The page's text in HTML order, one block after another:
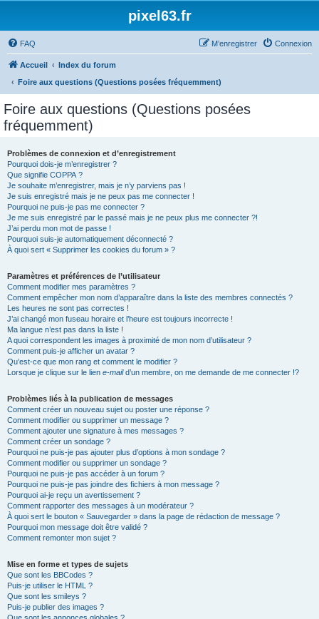
pixel63.fr
FAQ Connexion
M’enregistrer
Accueil
Index du forum
Foire aux questions (Questions posées fréquemment)
Foire aux questions (Questions posées
fréquemment)
Problèmes de connexion et d’enregistrement
Pourquoi dois-je m’enregistrer ?
Que signifie COPPA ?
Je souhaite m’enregistrer, mais je n’y parviens pas !
Je suis enregistré mais je ne peux pas me connecter !
Pourquoi ne puis-je pas me connecter ?
Je me suis enregistré par le passé mais je ne peux plus me connecter ?!
J’ai perdu mon mot de passe !
Pourquoi suis-je automatiquement déconnecté ?
À quoi sert « Supprimer les cookies du forum » ?
Paramètres et préférences de l’utilisateur
Comment modifier mes paramètres ?
Comment empêcher mon nom d’apparaître dans la liste des membres connectés ?
Les heures ne sont pas correctes !
J’ai changé mon fuseau horaire et l’heure est toujours incorrecte !
Ma langue n’est pas dans la liste !
A quoi correspondent les images à proximité de mon nom d’utilisateur ?
Comment puis-je afficher un avatar ?
Qu’est-ce que mon rang et comment le modifier ?
Lorsque je clique sur le lien e-maild’un membre, on me demande de me connecter !?
Problèmes liés à la publication de messages
Comment créer un nouveau sujet ou poster une réponse ?
Comment modifier ou supprimer un message ?
Comment ajouter une signature à mes messages ?
Comment créer un sondage ?
Pourquoi ne puis-je pas ajouter plus d’options à mon sondage ?
Comment modifier ou supprimer un sondage ?
Pourquoi ne puis-je pas accéder à un forum ?
Pourquoi ne puis-je pas joindre des fichiers à mon message ?
Pourquoi ai-je reçu un avertissement ?
Comment rapporter des messages à un modérateur ?
À quoi sert le bouton « Sauvegarder » dans la page de rédaction de message ?
Pourquoi mon message doit être validé ?
Comment remonter mon sujet ?
Mise en forme et types de sujets
Que sont les BBCodes ?
Puis-je utiliser le HTML ?
Que sont les smileys ?
Puis-je publier des images ?